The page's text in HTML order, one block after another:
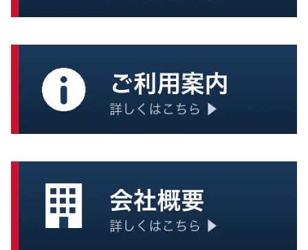
炊き出し
一般調理器具
おかず